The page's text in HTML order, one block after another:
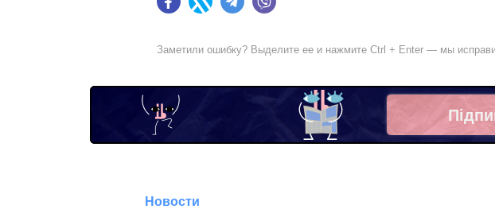
FacebookTwitter Telegram
Заметили ошибку? Выделите ее и нажмите Ctrl + Enter — мы
Новости